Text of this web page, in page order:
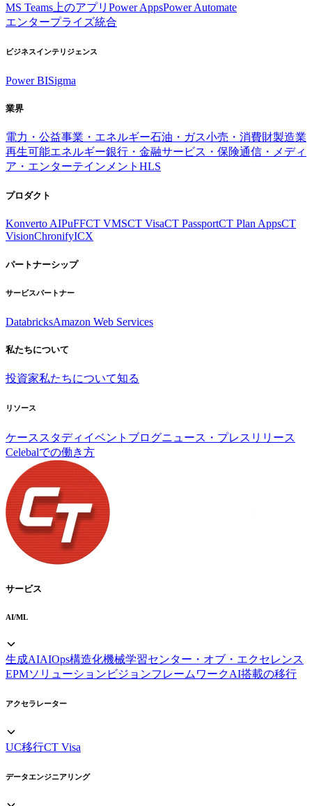
MS Teams上のアプリ Power AppsPower Automate
エンタープライズ統合
ビジネスインテリジェンス
Power BISigma
業界
電力・公益事業・エネルギー石油・ガス小売・消費財製造業
再生可能エネルギー銀行・金融サービス・保険通信・メディ
ア・エンターテインメント HLS
プロダクト
Konverto AIPuFFCT VMSCT VisaCT PassportCT Plan AppsCT
VisionChronifyICX
パートナーシップ
サービスパートナー
DatabricksAmazon Web Services
私たちについて
投資家私たちについて知る
リソース
ケーススタディ イベント ブログニュース・プレスリリース
Celebalでの働き方
サービス
AI/ML
生成AIAIOps構造化機械学習センター・オブ・エクセレンス
EPMソリューション ビジョンフレームワークAI搭載の移行
アクセラレーター
UC移行CT Visa
データエンジニアリング